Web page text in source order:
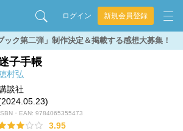
ログイン 新規会員登録
ック第二弾」制作決定＆掲載する感想大募集！
子手帳
村弘
談社
・EAN: 9784065355473
3.95